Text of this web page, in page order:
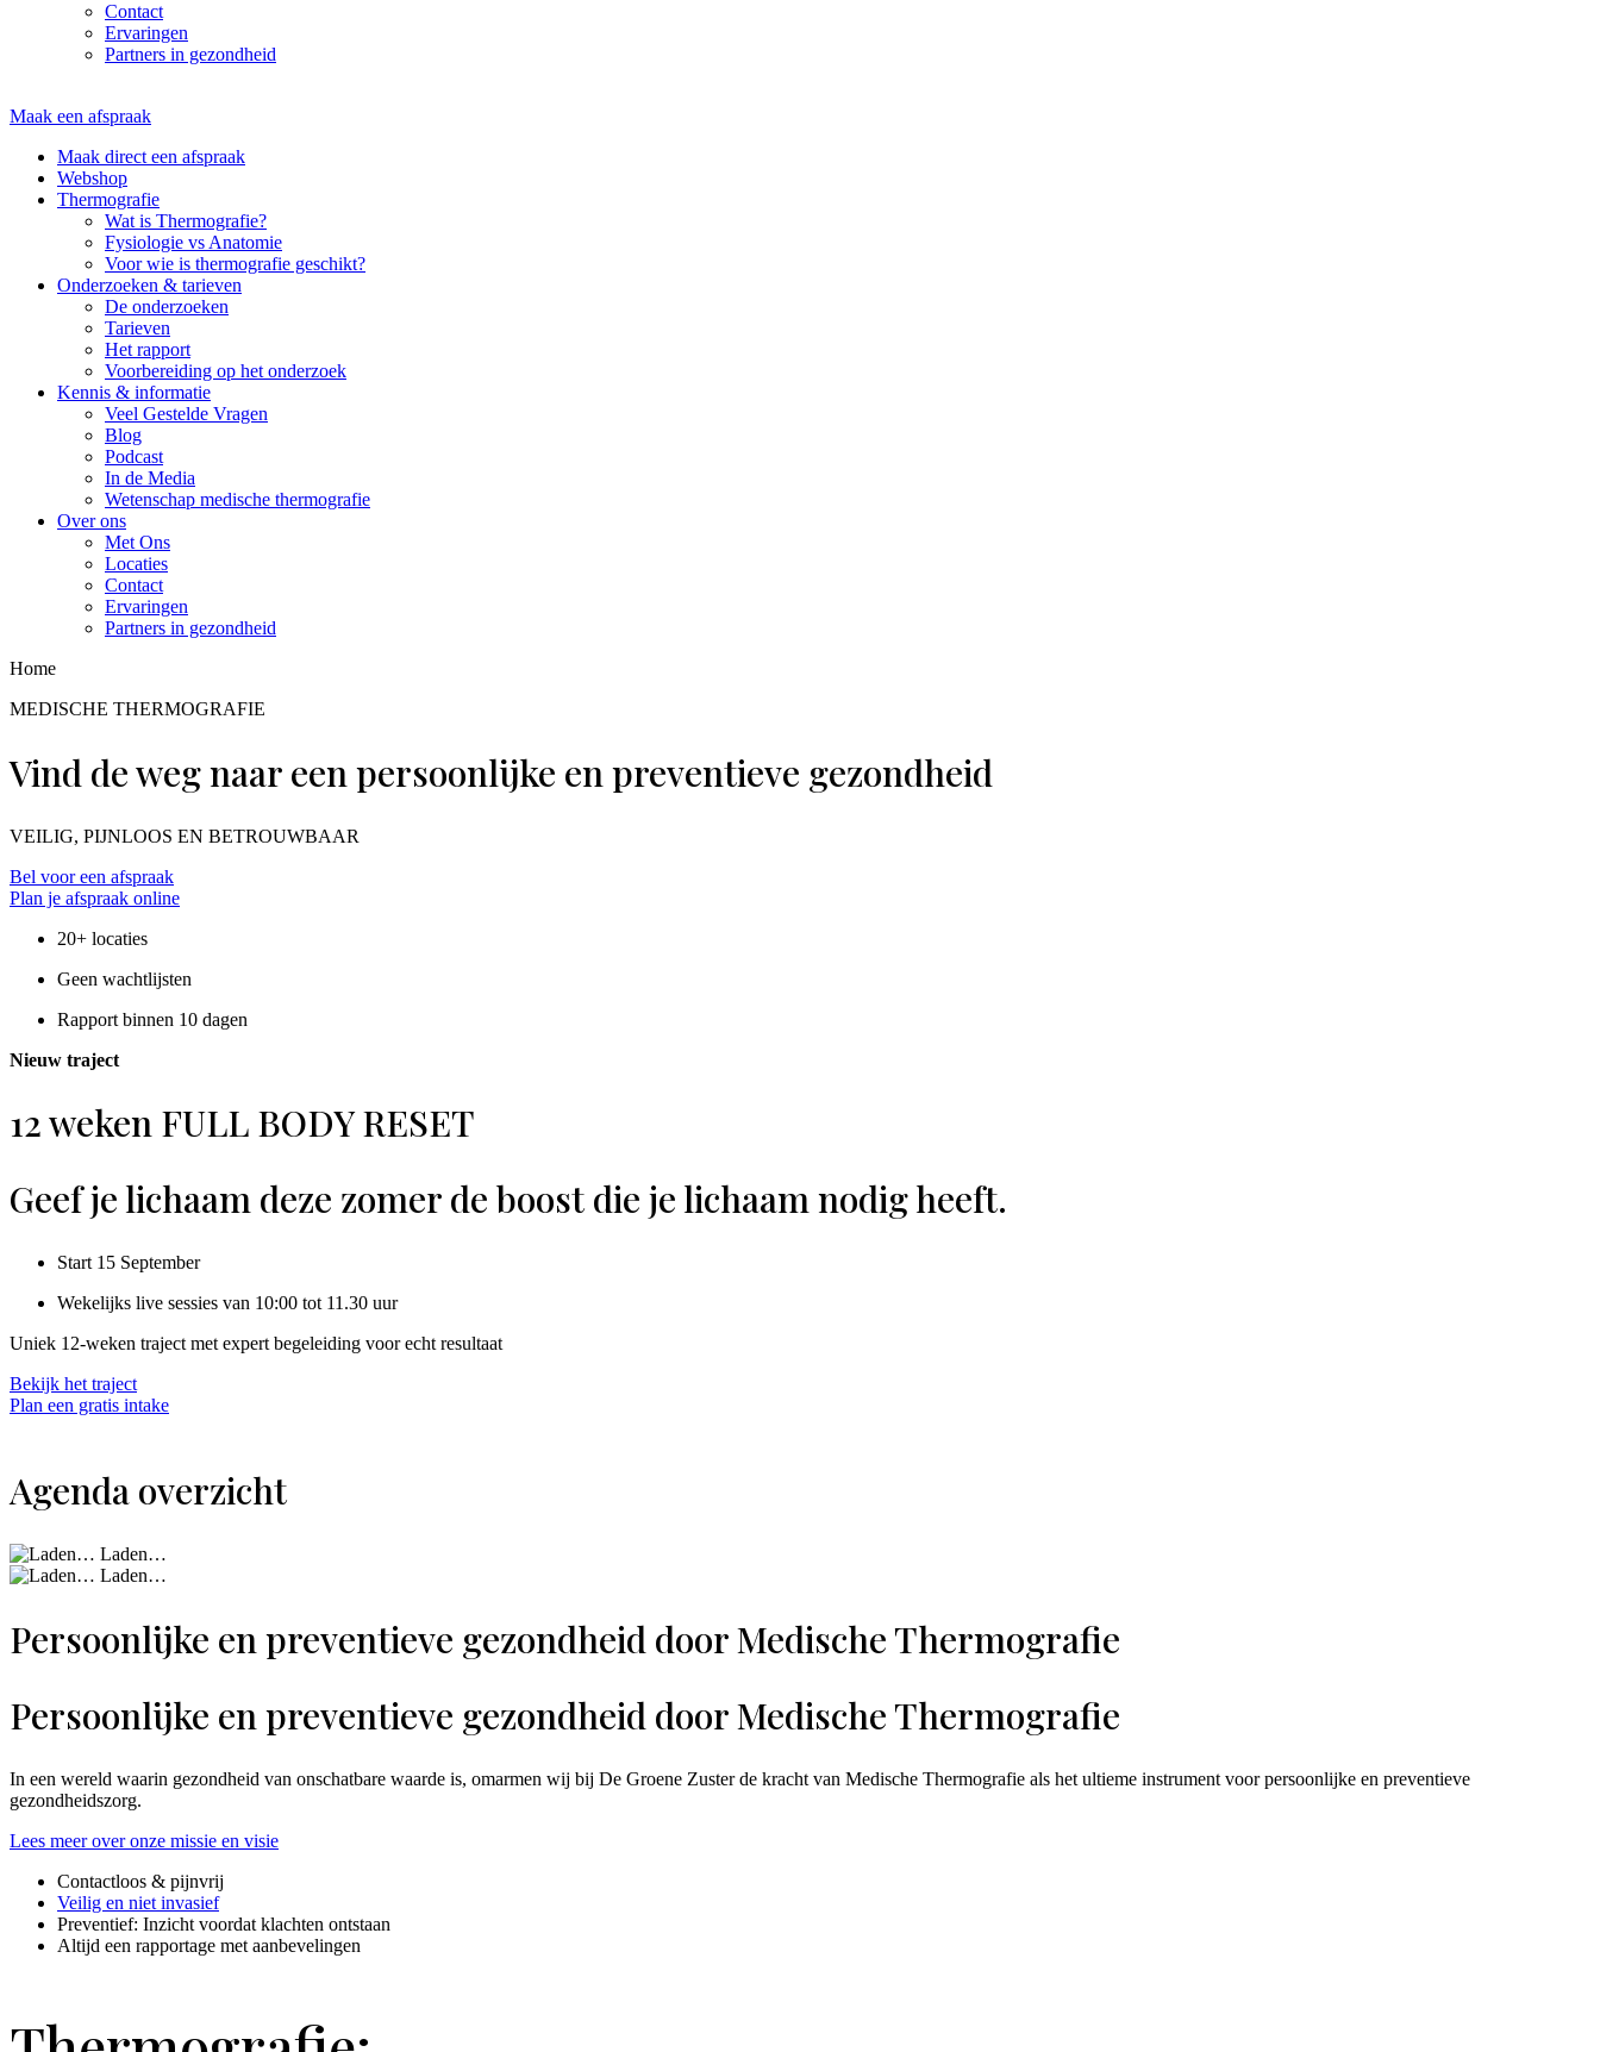
Contact
Ervaringen
Partners in gezondheid
Maak een afspraak
Maak direct een afspraak
Webshop
Thermografie
Wat is Thermografie?
Fysiologie vs Anatomie
Voor wie is thermografie geschikt?
Onderzoeken & tarieven
De onderzoeken
Tarieven
Het rapport
Voorbereiding op het onderzoek
Kennis & informatie
Veel Gestelde Vragen
Blog
Podcast
In de Media
Wetenschap medische thermografie
Over ons
Met Ons
Locaties
Contact
Ervaringen
Partners in gezondheid
Home
MEDISCHE THERMOGRAFIE
Vind de weg naar een persoonlijke en preventieve gezondheid
VEILIG, PIJNLOOS EN BETROUWBAAR
Bel voor een afspraak
Plan je afspraak online
20+ locaties
Geen wachtlijsten
Rapport binnen 10 dagen
Nieuw traject
12 weken FULL BODY RESET
Geef je lichaam deze zomer de boost die je lichaam nodig heeft.
Start 15 September
Wekelijks live sessies van 10:00 tot 11.30 uur
Uniek 12-weken traject met expert begeleiding voor echt resultaat
Bekijk het traject
Plan een gratis intake
Agenda overzicht
Laden…
Laden…
Persoonlijke en preventieve gezondheid door Medische Thermografie
Persoonlijke en preventieve gezondheid door Medische Thermografie
In een wereld waarin gezondheid van onschatbare waarde is, omarmen wij bij De Groene Zuster de kracht van Medische Thermografie als het ultieme instrument voor persoonlijke en preventieve
gezondheidszorg.
Lees meer over onze missie en visie
Contactloos & pijnvrij
Veilig en niet invasief
Preventief: Inzicht voordat klachten ontstaan
Altijd een rapportage met aanbevelingen